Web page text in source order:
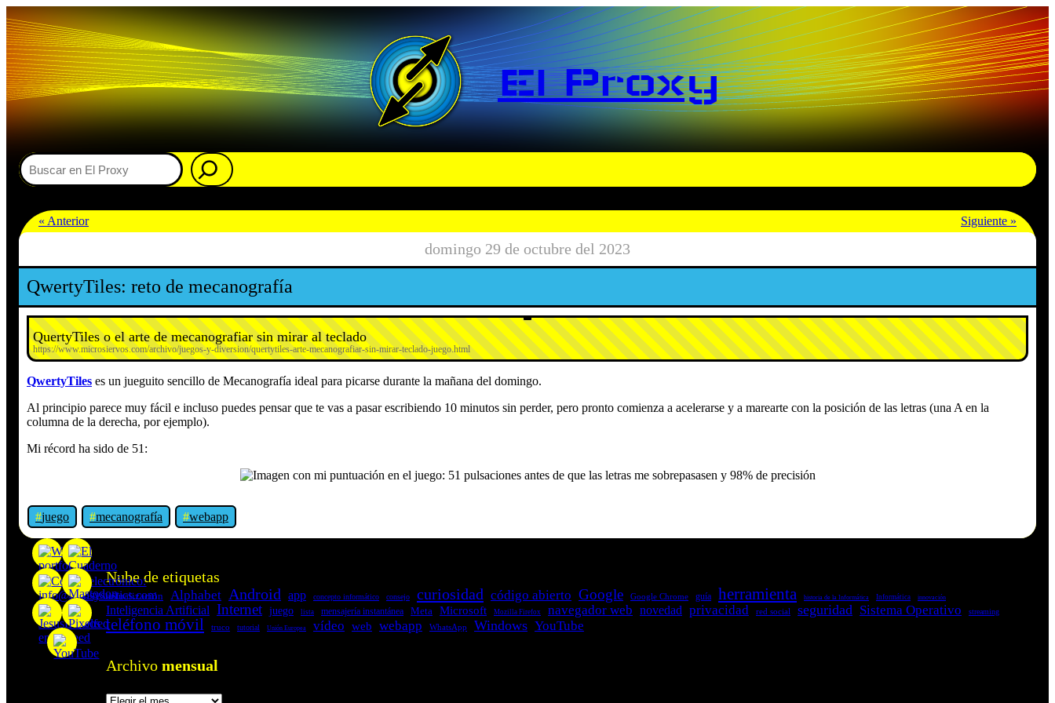
El Proxy
Buscar
« Anterior Siguiente »
domingo 29 de octubre del 2023
QwertyTiles: reto de mecanografía
QuertyTiles o el arte de mecanografiar sin mirar al teclado
https://www.microsiervos.com/archivo/juegos-y-diversion/quertytiles-arte-mecanografiar-sin-mirar-teclado-juego.html
QwertyTiles es un jueguito sencillo de Mecanografía ideal para picarse durante la mañana del domingo.
Al principio parece muy fácil e incluso puedes pensar que te vas a pasar escribiendo 10 minutos sin perder, pero pronto comienza a acelerarse y a marearte con la posición de las letras (una A en la
columna de la derecha, por ejemplo).
Mi récord ha sido de 51:
juego mecanografía webapp
Nube de etiquetas
actualización Alphabet Android app concepto informático consejo curiosidad código abierto Google Google Chrome guía herramienta historia de la Informática Informática innovación
Inteligencia Artificial Internet juego lista mensajería instantánea Meta Microsoft Mozilla Firefox navegador web novedad privacidad red social seguridad Sistema Operativo streaming
teléfono móvil truco tutorial Unión Europea vídeo web webapp WhatsApp Windows YouTube
Archivo mensual
Archivos